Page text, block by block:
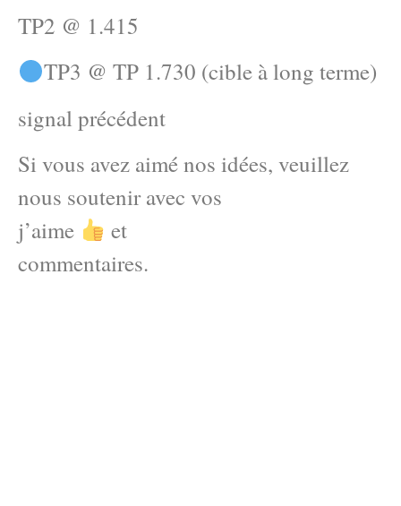
TP2 @ 1.415
TP3 @ TP 1.730 (cible à long terme)
signal précédent
Si vous avez aimé nos idées, veuillez
nous soutenir avec vos
j’aime
et
commentaires.